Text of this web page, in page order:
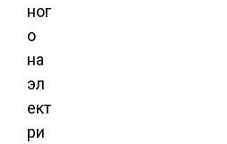
ног
о
на
эл
ект
ри